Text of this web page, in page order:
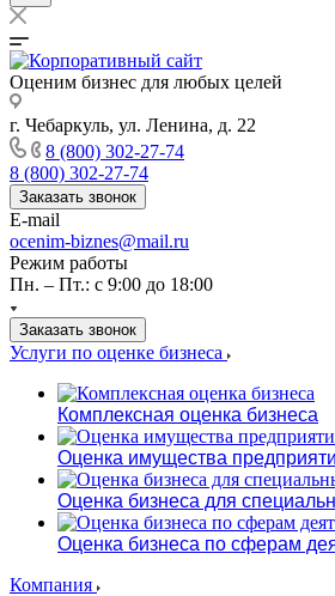
Оценим бизнес для любых целей
г. Чебаркуль, ул. Ленина, д. 22
8 (800) 302-27-74
8 (800) 302-27-74
Заказать звонок
E-mail
ocenim-biznes@mail.ru
Режим работы
Пн. – Пт.: с 9:00 до 18:00
Заказать звонок
Услуги по оценке бизнеса
Комплексная оценка бизнеса
Оценка имущества
Оценка бизнеса для
Оценка бизнеса по сферам
Компания